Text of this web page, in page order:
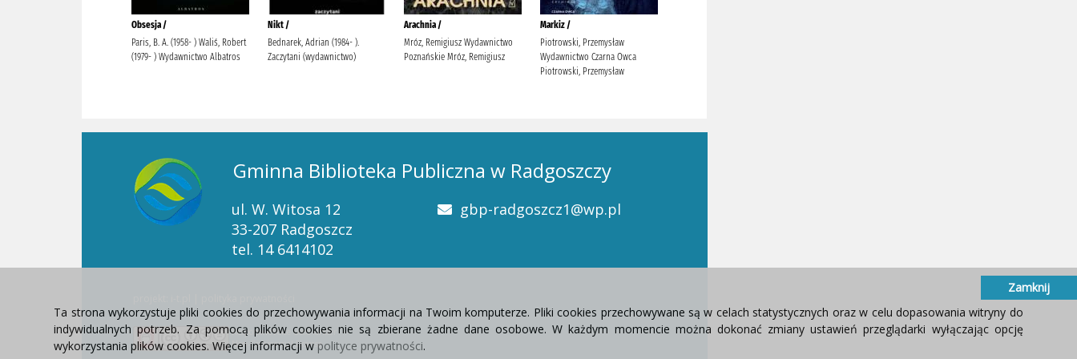
Gminna Biblioteka Publiczna w Radgoszczy
ul. W. Witosa 12
33-207 Radgoszcz
tel. 14 6414102
gbp-radgoszcz1@wp.pl
ResponsiveVoice used under
Non-Commercial License
Ta strona wykorzystuje pliki cookies do przechowywania informacji na Twoim komputerze. Pliki cookies przechowywane są w celach statystycznych oraz w celu dopasowania witryny do
indywidualnych potrzeb. Za pomocą plików cookies nie są zbierane żadne dane osobowe. W każdym momencie można dokonać zmiany ustawień przeglądarki wyłączając opcję
wykorzystania plików cookies. Więcej informacji wpolityce prywatności.
Zamknij